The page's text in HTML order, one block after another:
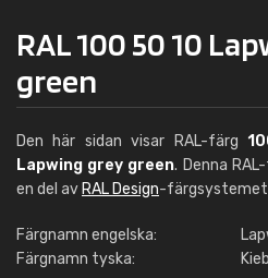
RAL 100 50 10
green
Den här sidan visar RAL-färg
Lapwing grey green. Denna
en del av RAL Design-
Färgnamn engelska:
Färgnamn tyska: